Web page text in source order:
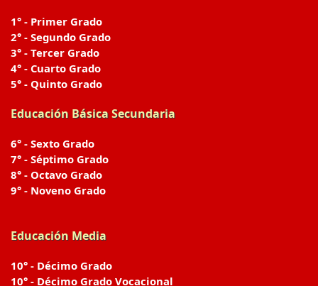
1° - Primer Grado
2° - Segundo Grado
3° - Tercer Grado
4° - Cuarto Grado
5° - Quinto Grado
Educación Básica Secundaria
6° - Sexto Grado
7° - Séptimo Grado
8° - Octavo Grado
9° - Noveno Grado
Educación Media
10° - Décimo Grado
10° - Décimo Grado Vocacional